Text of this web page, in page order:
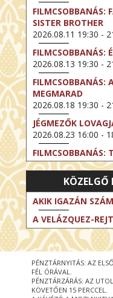
FILMCSOBBANÁS:
SISTER BROTHER
2026.08.11 19:30 -
FILMCSOBBANÁS:
2026.08.13 19:30 -
FILMCSOBBANÁS:
MEGMARAD
2026.08.18 19:30 -
JÉGMEZŐK
2026.08.23 16:00 -
FILMCSOBBANÁS:
2026.08.25 19:30 -
FILMCSOBBANÁS:
2026.08.27 19:30 -
EXHIBITION ON
VAN GOGH - ÚJ
2026.08.30 11:00 -
NT LIVE / DAVID
STEP
2026.09.01 19:00 -
BERLIN ELESTE
KÖZELGŐ
AKIK IGAZÁN
A VELÁZQUEZ-
PÉNZTÁRNYITÁS: AZ
FÉL ÓRÁVAL.
PÉNZTÁRZÁRÁS: AZ
KÖVETŐEN 15 PERCCEL.